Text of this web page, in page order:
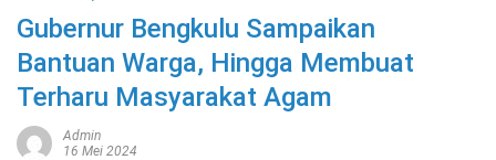
Gubernur Bengkulu Sampaikan
Bantuan Warga, Hingga Membuat
Terharu Masyarakat Agam
Admin
16 Mei 2024